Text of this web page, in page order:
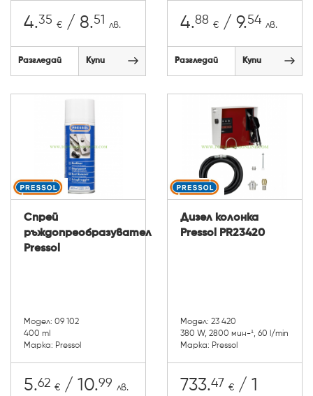
4.35 € / 8.51 лв.
Разгледай Купи
4.88 € / 9.54 лв.
Разгледай Купи
Спрей
ръждопреобразувател
Pressol
Модел: 09 102
400 ml
Марка: Pressol
5.62 € / 10.99 лв.
Дизел колонка
Pressol PR23420
Модел: 23 420
380 W, 2800 мин-¹, 60 l/min
Марка: Pressol
733.47 € / 1